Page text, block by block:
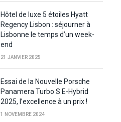
Hôtel de luxe 5 étoiles Hyatt
Regency Lisbon : séjourner à
Lisbonne le temps d’un week-
end
21 JANVIER 2025
Essai de la Nouvelle Porsche
Panamera Turbo S E-Hybrid
2025, l’excellence à un prix !
1 NOVEMBRE 2024